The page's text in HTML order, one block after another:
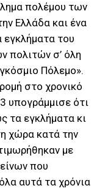
πολέμου των
Ελλάδα και ένα
εγκλήματα του
πολιτών σ’ όλη
Πόλεμο».
στο χρονικό
υπογράμμισε ότι
τα εγκλήματα κι
χώρα κατά την
με
που
αυτά τα χρόνια